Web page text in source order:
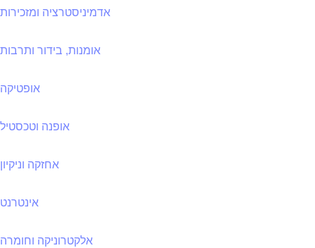
אדמיניסטרציה ומזכירות
אומנות, בידור ותרבות
אופטיקה
אופנה וטכסטיל
אחזקה וניקיון
אינטרנט
אלקטרוניקה וחומרה